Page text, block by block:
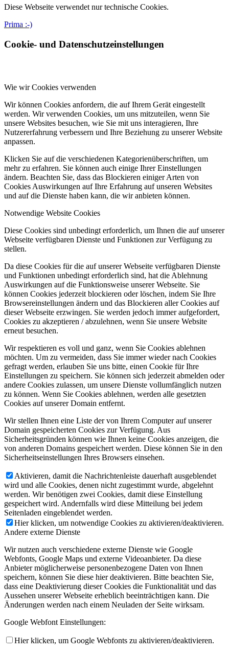
Diese Webseite verwendet nur technische Cookies.
Prima :-)
Cookie- und Datenschutzeinstellungen
Wie wir Cookies verwenden
Wir können Cookies anfordern, die auf Ihrem Gerät eingestellt
werden. Wir verwenden Cookies, um uns mitzuteilen, wenn Sie
unsere Websites besuchen, wie Sie mit uns interagieren, Ihre
Nutzererfahrung verbessern und Ihre Beziehung zu unserer Website
anpassen.
Klicken Sie auf die verschiedenen Kategorienüberschriften, um
mehr zu erfahren. Sie können auch einige Ihrer Einstellungen
ändern. Beachten Sie, dass das Blockieren einiger Arten von
Cookies Auswirkungen auf Ihre Erfahrung auf unseren Websites
und auf die Dienste haben kann, die wir anbieten können.
Notwendige Website Cookies
Diese Cookies sind unbedingt erforderlich, um Ihnen die auf unserer
Webseite verfügbaren Dienste und Funktionen zur Verfügung zu
stellen.
Da diese Cookies für die auf unserer Webseite verfügbaren Dienste
und Funktionen unbedingt erforderlich sind, hat die Ablehnung
Auswirkungen auf die Funktionsweise unserer Webseite. Sie
können Cookies jederzeit blockieren oder löschen, indem Sie Ihre
Browsereinstellungen ändern und das Blockieren aller Cookies auf
dieser Webseite erzwingen. Sie werden jedoch immer aufgefordert,
Cookies zu akzeptieren / abzulehnen, wenn Sie unsere Website
erneut besuchen.
Wir respektieren es voll und ganz, wenn Sie Cookies ablehnen
möchten. Um zu vermeiden, dass Sie immer wieder nach Cookies
gefragt werden, erlauben Sie uns bitte, einen Cookie für Ihre
Einstellungen zu speichern. Sie können sich jederzeit abmelden oder
andere Cookies zulassen, um unsere Dienste vollumfänglich nutzen
zu können. Wenn Sie Cookies ablehnen, werden alle gesetzten
Cookies auf unserer Domain entfernt.
Wir stellen Ihnen eine Liste der von Ihrem Computer auf unserer
Domain gespeicherten Cookies zur Verfügung. Aus
Sicherheitsgründen können wie Ihnen keine Cookies anzeigen, die
von anderen Domains gespeichert werden. Diese können Sie in den
Sicherheitseinstellungen Ihres Browsers einsehen.
Aktivieren, damit die Nachrichtenleiste dauerhaft ausgeblendet
wird und alle Cookies, denen nicht zugestimmt wurde, abgelehnt
werden. Wir benötigen zwei Cookies, damit diese Einstellung
gespeichert wird. Andernfalls wird diese Mitteilung bei jedem
Seitenladen eingeblendet werden.
Hier klicken, um notwendige Cookies zu aktivieren/deaktivieren.
Andere externe Dienste
Wir nutzen auch verschiedene externe Dienste wie Google
Webfonts, Google Maps und externe Videoanbieter. Da diese
Anbieter möglicherweise personenbezogene Daten von Ihnen
speichern, können Sie diese hier deaktivieren. Bitte beachten Sie,
dass eine Deaktivierung dieser Cookies die Funktionalität und das
Aussehen unserer Webseite erheblich beeinträchtigen kann. Die
Änderungen werden nach einem Neuladen der Seite wirksam.
Google Webfont Einstellungen:
Hier klicken, um Google Webfonts zu aktivieren/deaktivieren.